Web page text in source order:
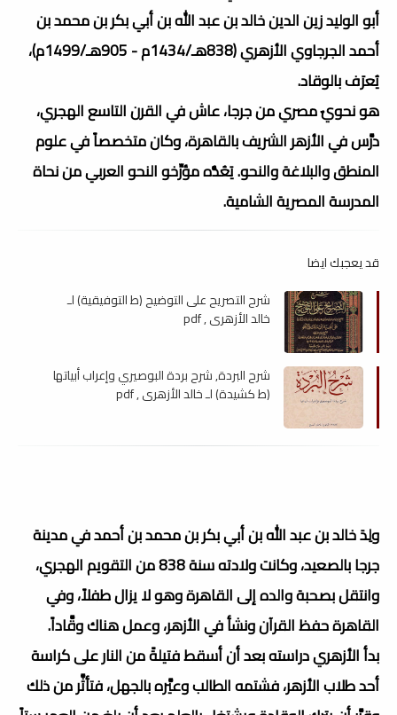
أبو الوليد زين الدين خالد بن عبد الله بن أبي بكر بن محمد بن
أحمد الجرجاوي الأزهري (838هـ/1434م - 905هـ/1499م)،
يُعرَف بالوقاد.
هو نحويٌ مصري من جرجا، عاش في القرن التاسع الهجري،
درَّس في الأزهر الشريف بالقاهرة، وكان متخصصاً في علوم
المنطق والبلاغة والنحو. يَعُدُّه مؤرِّخو النحو العربي من نحاة
المدرسة المصرية الشامية.
قد يعجبك ايضا
شرح التصريح على التوضيح (ط التوفيقية) لـ
خالد الأزهري , pdf
شرح البردة, شرح بردة البوصيري وإعراب أبياتها
(ط كشيدة) لـ خالد الأزهري , pdf
ولِدَ خالد بن عبد الله بن أبي بكر بن محمد بن أحمد في مدينة
جرجا بالصعيد، وكانت ولادته سنة 838 من التقويم الهجري،
وانتقل بصحبة والده إلى القاهرة وهو لا يزال طفلاً، وفي
القاهرة حفظ القرآن ونشأ في الأزهر، وعمل هناك وقَّاداً.
بدأ الأزهري دراسته بعد أن أسقط فتيلةً من النار على كراسة
أحد طلاب الأزهر، فشتمه الطالب وعيَّره بالجهل، فتأثَّر من ذلك